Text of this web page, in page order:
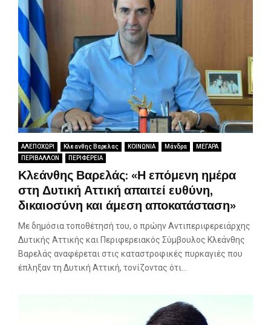
ΑΛΕΠΟΧΩΡΙ Κλεανθης Βαρελας ΚΟΙΝΩΝΙΑ Μάνδρα
ΜΕΓΑΡΑ
ΠΕΡΙΒΑΛΛΟΝ
ΠΕΡΙΦΕΡΕΙΑ
Κλεάνθης Βαρελάς: «Η επόμενη ημέρα
στη Δυτική Αττική απαιτεί ευθύνη,
δικαιοσύνη και άμεση αποκατάσταση»
Με δημόσια τοποθέτησή του, ο πρώην Αντιπεριφερειάρχης
Δυτικής Αττικής και Περιφερειακός Σύμβουλος Κλεάνθης
Βαρελάς αναφέρεται στις καταστροφικές πυρκαγιές που
έπληξαν τη Δυτική Αττική, τονίζοντας ότι...